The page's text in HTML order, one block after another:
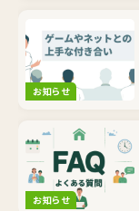
お知らせ
お知らせ